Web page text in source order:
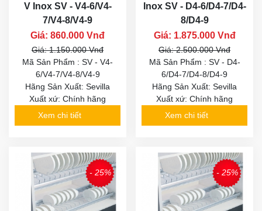
V Inox SV - V4-6/V4-
7/V4-8/V4-9
Giá: 860.000 Vnđ
Giá: 1.150.000 Vnđ
Mã Sản Phẩm : SV - V4-
6/V4-7/V4-8/V4-9
Hãng Sản Xuất: Sevilla
Xuất xứ: Chính hãng
Xem chi tiết
Inox SV - D4-6/D4-7/D4-
8/D4-9
Giá: 1.875.000 Vnđ
Giá: 2.500.000 Vnđ
Mã Sản Phẩm : SV - D4-
6/D4-7/D4-8/D4-9
Hãng Sản Xuất: Sevilla
Xuất xứ: Chính hãng
Xem chi tiết
- 25% - 25%